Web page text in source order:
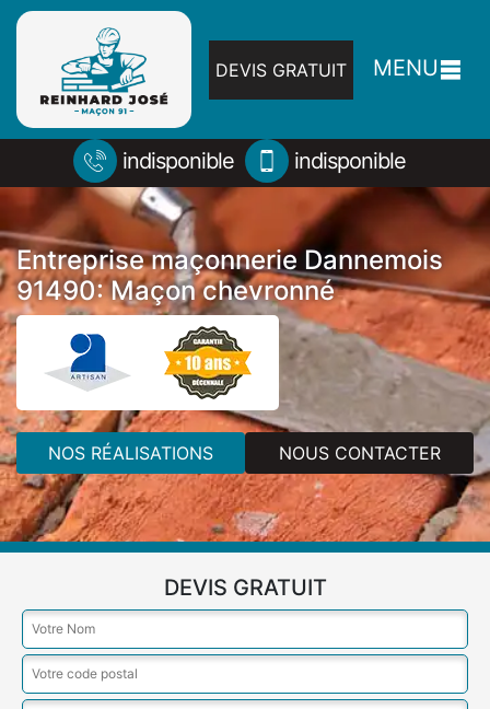
DEVIS GRATUIT MENU
indisponible indisponible
Entreprise maçonnerie Dannemois
91490: Maçon chevronné
NOS RÉALISATIONS NOUS CONTACTER
DEVIS GRATUIT